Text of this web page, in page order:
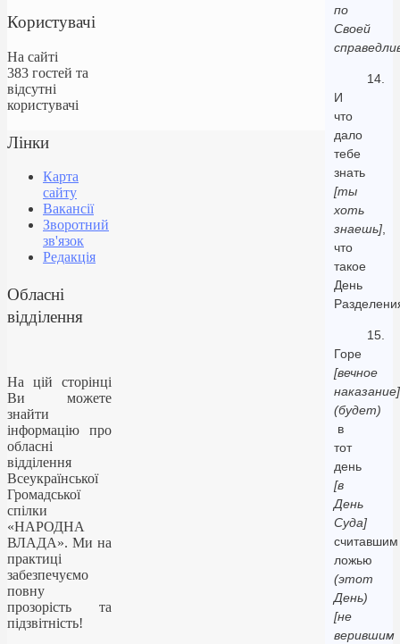
по
Своей
14.
И
что
дало
тебе
знать
[ты
хоть
знаешь],
что
такое
День
15.
Горе
[вечное
наказание]
(будет)
в
тот
день
[в
День
Суда]
считавшим
ложью
(этот
День)
[не
верившим
Користувачі
На сайті
383 гостей та
відсутні
користувачі
Лінки
Карта
сайту
Вакансії
Зворотний
зв'язок
Редакція
Обласні
відділення
На цій сторінці
Ви можете
знайти
інформацію про
обласні
відділення
Всеукраїнської
Громадської
спілки
«НАРОДНА
ВЛАДА». Ми на
практиці
забезпечуємо
повну
прозорість та
підзвітність!